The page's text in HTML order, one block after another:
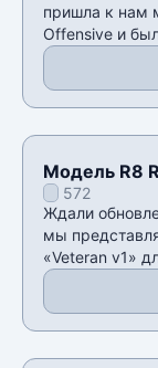
пришла к нам
Offensive и
Модель R8
v34572
Ждали
мы
«Veteran v1»